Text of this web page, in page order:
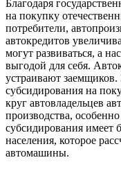
Благодаря
на покупку
потребители,
автокредитов
могут развиваться, а
выгодой для себя.
устраивают
субсидирования на
круг автовладельцев
производства,
субсидирования имеет
населения, которое
автомашины.